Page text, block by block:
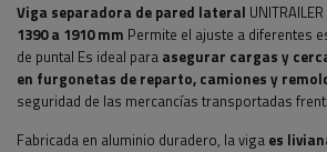
Viga separadora de pared lateral
1390 a 1910 mm Permite el ajuste a diferentes
de puntal Es ideal para asegurar cargas y
en furgonetas de reparto, camiones y
seguridad de las mercancías transportadas
Fabricada en aluminio duradero, la viga es